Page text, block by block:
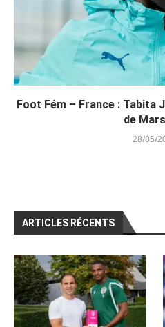
Foot Fém – France : Tabita
de
28/05/
ARTICLES RÉCENTS